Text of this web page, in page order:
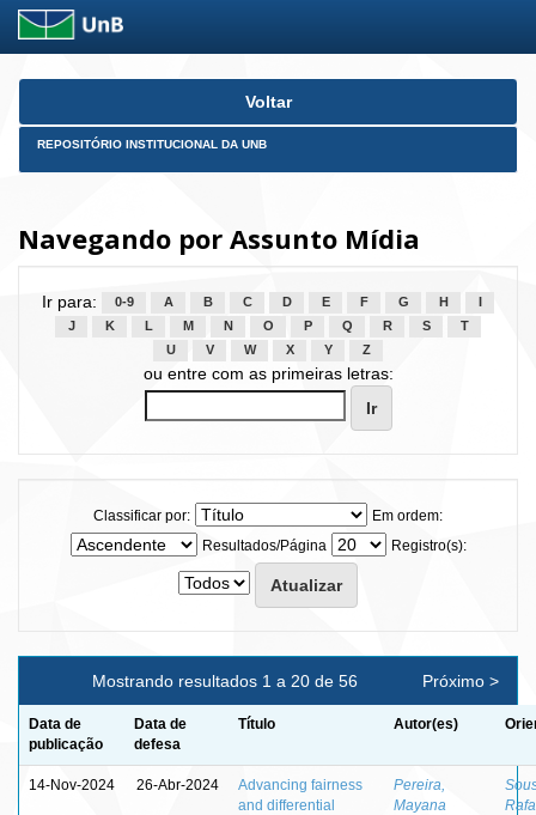
Skip
Voltar
REPOSITÓRIO INSTITUCIONAL DA UNB
Navegando por Assunto Mídia
Ir para: 0-9 A B C D E F G H
J
K L M N O P Q R S
T
U
V W X Y Z
ou entre com as primeiras letras:
Classificar por:
Em ordem:
Resultados/Página
Registro(s):
Mostrando resultados 1 a 20 de 56 Próximo >
Data de
publicação
Data de
defesa
Título Autor(es)
14-Nov-2024 26-Abr-2024
Advancing fairness
and differential
Pereira,
Mayana